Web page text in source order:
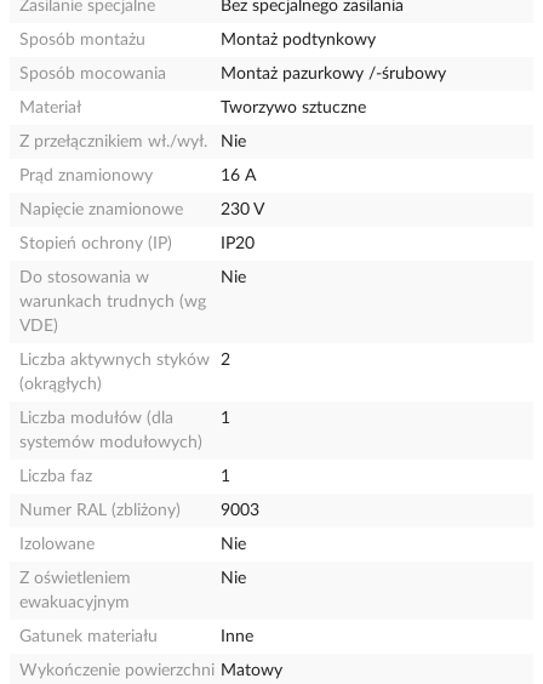
Zasilanie specjalne
Bez specjalnego zasilania
Sposób montażu
Montaż podtynkowy
Sposób mocowania
Montaż pazurkowy /-śrubowy
Materiał
Tworzywo sztuczne
Z przełącznikiem wł./wył.
Nie
Prąd znamionowy
16 A
Napięcie znamionowe
230 V
Stopień ochrony (IP)
IP20
Do stosowania w
warunkach trudnych (wg
VDE)
Nie
Liczba aktywnych styków
(okrągłych)
2
Liczba modułów (dla
systemów modułowych)
1
Liczba faz
1
Numer RAL (zbliżony)
9003
Izolowane
Nie
Z oświetleniem
ewakuacyjnym
Nie
Gatunek materiału
Inne
Wykończenie powierzchni Matowy